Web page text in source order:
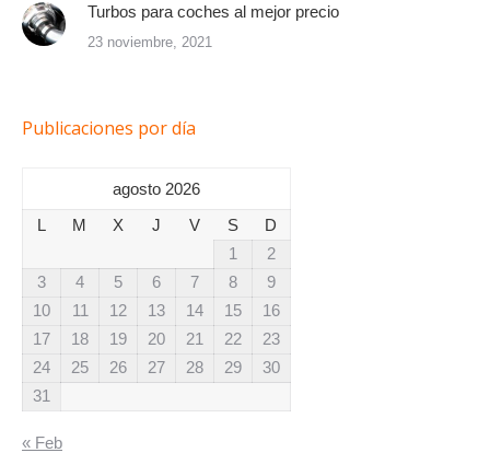
Turbos para coches al mejor precio
23 noviembre, 2021
Publicaciones por día
agosto 2026
L
M X J V S
D
1
2
3
4 5 6 7 8
9
10
11 12 13 14 15
16
17
18 19 20 21 22
23
24
25 26 27 28 29
30
31
« Feb